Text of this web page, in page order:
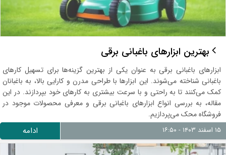
بهترین ابزارهای باغبانی برقی
ابزارهای باغبانی برقی به عنوان یکی از بهترین گزینه‌ها برای تسهیل کارهای
باغبانی شناخته می‌شوند. این ابزارها با طراحی مدرن و کارایی بالا، به باغبانان
کمک می‌کنند تا به راحتی و با سرعت بیشتری به کارهای خود بپردازند. در این
مقاله، به بررسی انواع ابزارهای باغبانی برقی و معرفی محصولات موجود در
فروشگاه محک می‌پردازیم.
۱۵ اسفند ۱۴۰۳ - ۱۶:۵۰ ادامه